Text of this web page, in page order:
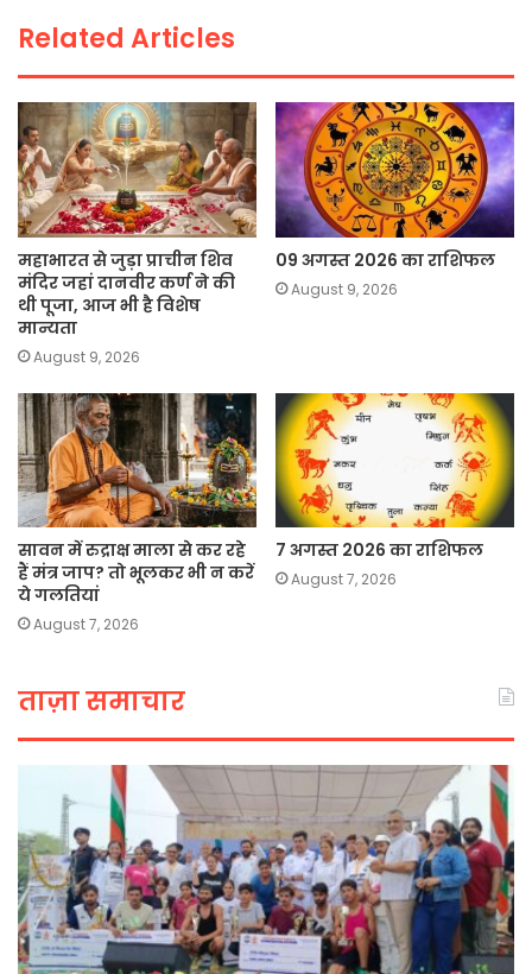
k
Related Articles
महाभारत से जुड़ा प्राचीन शिव
मंदिर जहां दानवीर कर्ण ने की
थी पूजा, आज भी है विशेष
मान्यता
August 9, 2026
09 अगस्त 2026 का राशिफल
August 9, 2026
सावन में रुद्राक्ष माला से कर रहे
हैं मंत्र जाप? तो भूलकर भी न करें
ये गलतियां
August 7, 2026
7 अगस्त 2026 का राशिफल
August 7, 2026
ताज़ा समाचार